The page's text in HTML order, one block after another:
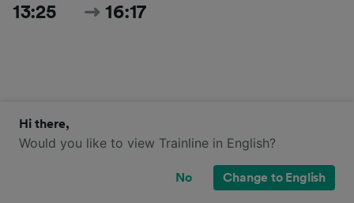
13:25 16:17
2h 52m,3 cambi
Hi there,
Would you like to view Trainline in English?
No Change to English